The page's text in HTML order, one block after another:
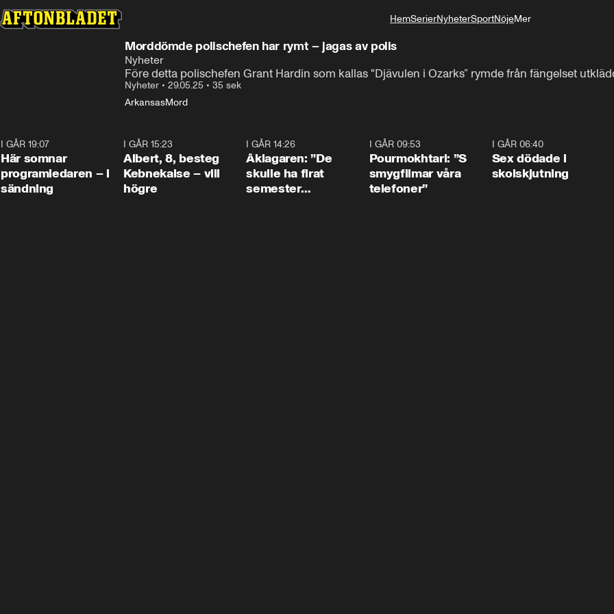
HemSerierNyheterSportNöjeMer
Morddömde polischefen har rymt – jagas av polis
Nyheter
Före detta polischefen Grant Hardin som kallas "Djävulen i Ozarks” rymde från fängelset
Nyheter • 29.05.25 • 35 sek
ArkansasMord
I GÅR 19:07
Här somnar
programledaren – i
sändning
I GÅR 15:23
Albert, 8, besteg
Kebnekaise – vill
högre
I GÅR 14:26
Åklagaren: ”De
skulle ha firat
semester
I GÅR 09:53
Pourmokhtari: ”S
smygfilmar våra
telefoner”
I GÅR 06:40
Sex dödade i
skolskjutning